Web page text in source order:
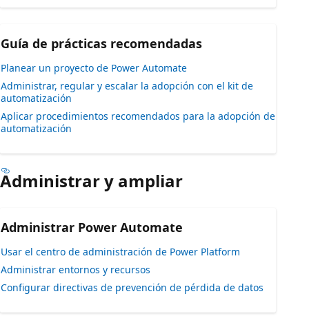
Guía de prácticas recomendadas
Planear un proyecto de Power Automate
Administrar, regular y escalar la adopción con el kit de
automatización
Aplicar procedimientos recomendados para la adopción de
automatización
Administrar y ampliar
Administrar Power Automate
Usar el centro de administración de Power Platform
Administrar entornos y recursos
Configurar directivas de prevención de pérdida de datos